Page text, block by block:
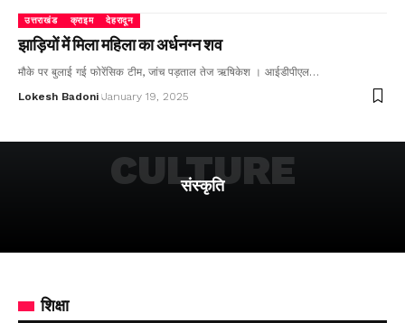
उत्तराखंड क्राइम देहरादून
झाड़ियों में मिला महिला का अर्धनग्न शव
मौके पर बुलाई गई फोरेंसिक टीम, जांच पड़ताल तेज ऋषिकेश । आईडीपीएल…
Lokesh Badoni January 19, 2025
संस्कृति
CULTURE
शिक्षा